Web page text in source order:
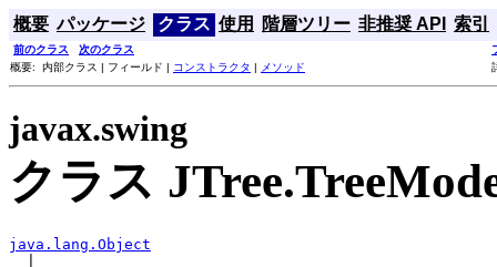
概要 パッケージ クラス 使用 階層ツリー 非推奨 API 索引
前のクラス 次のクラス
概要: 内部クラス | フィールド | コンストラクタ | メソッド
javax.swing
クラス
java.lang.Object